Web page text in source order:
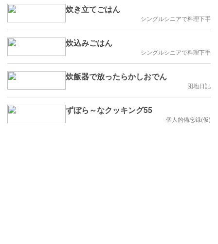
炊き立てごはん
シングルシニアで料理下手
炊込みごはん
シングルシニアで料理下手
炊飯器で放ったらかしおでん
団地日記
ずぼら～なクッキング55
個人的備忘録(仮)